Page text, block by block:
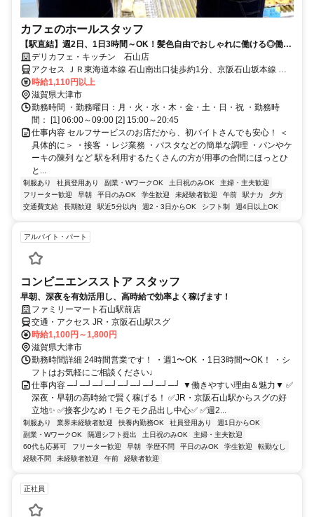
カフェのホールスタッフ
【駅直結】週2日、1日3時間～OK！髪色自由でおしゃれに働ける◎働き
やすさバツグン★カフェSTAFF募集！
デリカフェ・キッチン 石山店
アクセス ＪＲ東海道本線 石山南出口徒歩約1分、京阪石山坂本線 京
阪石山南出口徒歩約1分、京阪石山坂本線 唐橋前徒歩約11分
時給1,110円以上
滋賀県大津市
勤務時間 ・勤務曜日：月・火・水・木・金・土・日・祝 ・勤務時
間： [1] 06:00～09:00 [2] 15:00～20:45
仕事内容 セルフサービスのお店だから、初バイトさんでも安心！ ＜
具体的に＞ ・接客 ・レジ業務 ・パスタなどの簡単な調理 ・パンやケ
ーキの陳列 など 駅を利用するたくさんの方が用事の合間にほっとひ
と...
制服あり 社員登用あり 副業・WワークOK 土日祝のみOK
主婦・主夫歓迎
フリーター歓迎
早朝 平日のみOK 学生歓迎 未経験者歓迎 午前 駅ナカ
夕方
交通費支給
長期歓迎 駅近5分以内 週2・3日からOK シフト制 週4日以上OK
アルバイト・パート
コンビニエンスストア スタッフ
早朝、深夜を有効活用し、高時給で効率よく稼げます！
ファミリーマート石山駅前店
交通・アクセス JR・京阪石山駅スグ
時給1,100円～1,800円
滋賀県大津市
勤務時間詳細 24時間営業です！ ・週1〜OK ・1日3時間〜OK！ ・シ
フトはお気軽にご相談ください♩
仕事内容 ─┘─┘─┘─┘─┘─┘─┘─┘─┘ ▼働きやすい理由＆魅力▼ ✅
深夜・早朝の高時給で賢く稼げる！ ✅JR・京阪石山駅からスグの好
立地✨ ✅接客少なめ！モクモク品出し中心✅ ✅週2...
制服あり 業界未経験者歓迎 扶養内勤務OK 社員登用あり
週1日からOK
副業・WワークOK
隔週シフト提出 土日祝のみOK
主婦・主夫歓迎
60代も応募可
フリーター歓迎 早朝 学歴不問 平日のみOK 学生歓迎
転勤なし
経験不問
未経験者歓迎 午前 経験者歓迎
正社員